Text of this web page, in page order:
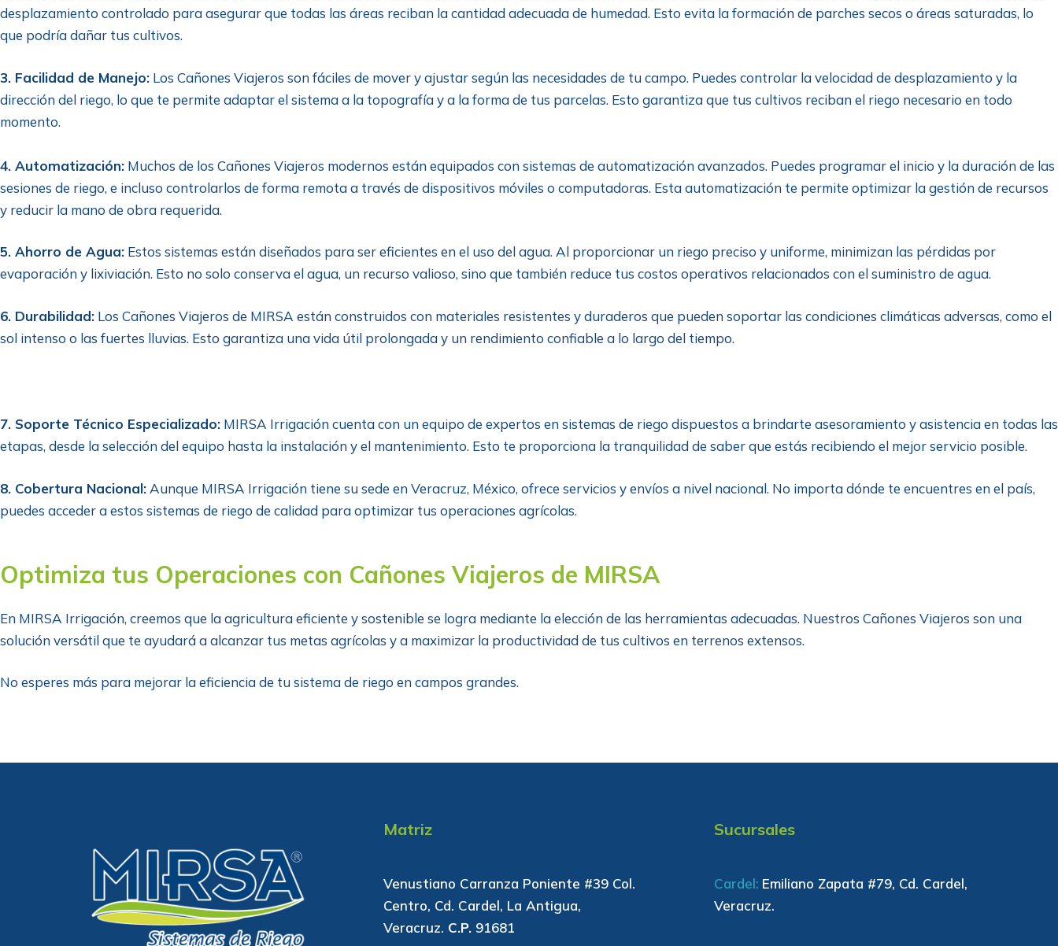
desplazamiento controlado para asegurar que todas las áreas reciban la cantidad adecuada de humedad. Esto evita la formación de parches secos o áreas saturadas, lo
que podría dañar tus cultivos.
3. Facilidad de Manejo: Los Cañones Viajeros son fáciles de mover y ajustar según las necesidades de tu campo. Puedes controlar la velocidad de desplazamiento y la
dirección del riego, lo que te permite adaptar el sistema a la topografía y a la forma de tus parcelas. Esto garantiza que tus cultivos reciban el riego necesario en todo
momento.
4. Automatización: Muchos de los Cañones Viajeros modernos están equipados con sistemas de automatización avanzados. Puedes programar el inicio y la duración de las
sesiones de riego, e incluso controlarlos de forma remota a través de dispositivos móviles o computadoras. Esta automatización te permite optimizar la gestión de recursos
y reducir la mano de obra requerida.
5. Ahorro de Agua: Estos sistemas están diseñados para ser eficientes en el uso del agua. Al proporcionar un riego preciso y uniforme, minimizan las pérdidas por
evaporación y lixiviación. Esto no solo conserva el agua, un recurso valioso, sino que también reduce tus costos operativos relacionados con el suministro de agua.
6. Durabilidad: Los Cañones Viajeros de MIRSA están construidos con materiales resistentes y duraderos que pueden soportar las condiciones climáticas adversas, como el
sol intenso o las fuertes lluvias. Esto garantiza una vida útil prolongada y un rendimiento confiable a lo largo del tiempo.
7. Soporte Técnico Especializado: MIRSA Irrigación cuenta con un equipo de expertos en sistemas de riego dispuestos a brindarte asesoramiento y asistencia en todas las
etapas, desde la selección del equipo hasta la instalación y el mantenimiento. Esto te proporciona la tranquilidad de saber que estás recibiendo el mejor servicio posible.
8. Cobertura Nacional: Aunque MIRSA Irrigación tiene su sede en Veracruz, México, ofrece servicios y envíos a nivel nacional. No importa dónde te encuentres en el país,
puedes acceder a estos sistemas de riego de calidad para optimizar tus operaciones agrícolas.
Optimiza tus Operaciones con Cañones Viajeros de MIRSA
En MIRSA Irrigación, creemos que la agricultura eficiente y sostenible se logra mediante la elección de las herramientas adecuadas. Nuestros Cañones Viajeros son una
solución versátil que te ayudará a alcanzar tus metas agrícolas y a maximizar la productividad de tus cultivos en terrenos extensos.
No esperes más para mejorar la eficiencia de tu sistema de riego en campos grandes.
Matriz
Venustiano Carranza Poniente #39 Col.
Centro, Cd. Cardel, La Antigua,
Veracruz. C.P. 91681
Sucursales
Cardel: Emiliano Zapata #79, Cd. Cardel,
Veracruz.